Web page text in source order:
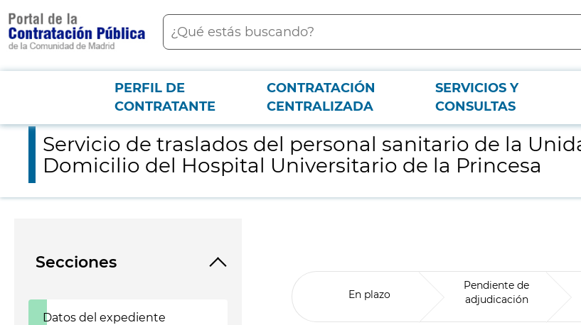
contenido
principal
Buscar
Menú PCON
PERFIL DE
CONTRATANTE
CONTRATACIÓN
CENTRALIZADA
SERVICIOS Y
CONSULTAS
Servicio de traslados del personal sanitario de la Unidad de Hospitalización a Domicilio del Hospital Universitario de la Princesa
Servicio de traslados del personal sanitario de la
Domicilio del Hospital Universitario de la Princesa
Secciones
Datos del expediente
En plazo
Pendiente de
adjudicación